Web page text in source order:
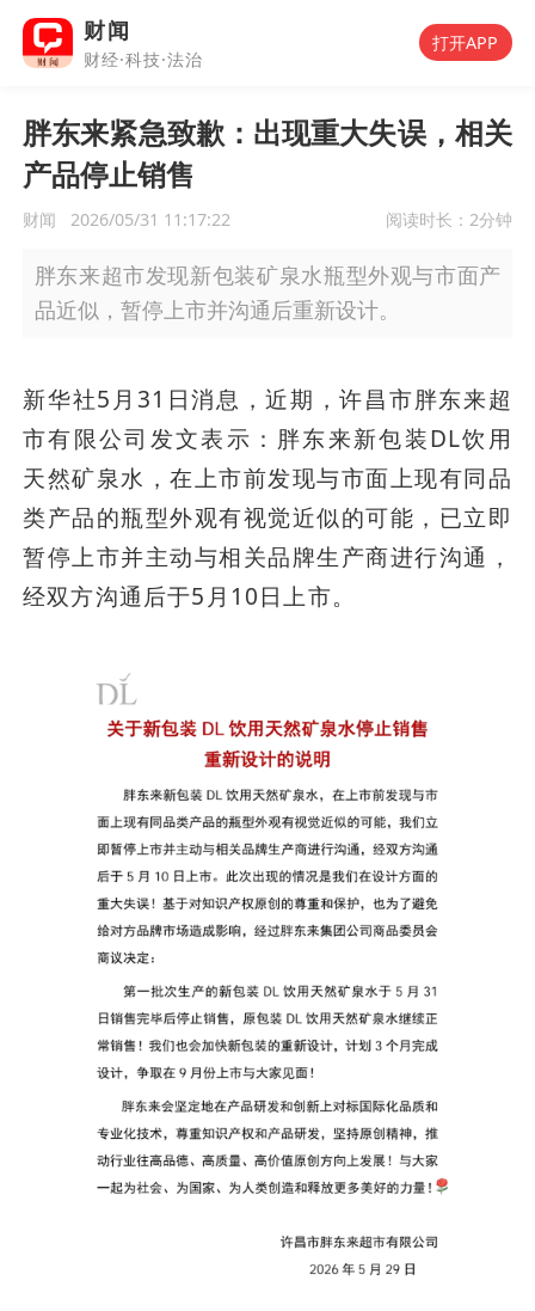
财闻
财经·科技·法治
打开APP
胖东来紧急致歉：出现重大失误，相关
产品停止销售
财闻 2026/05/31 11:17:22 阅读时长： 2分钟
胖东来超市发现新包装矿泉水瓶型外观与市面产
品近似，暂停上市并沟通后重新设计。
新华社5月31日消息，近期，许昌市胖东来超
市有限公司发文表示：胖东来新包装DL饮用
天然矿泉水，在上市前发现与市面上现有同品
类产品的瓶型外观有视觉近似的可能，已立即
暂停上市并主动与相关品牌生产商进行沟通，
经双方沟通后于5月10日上市。